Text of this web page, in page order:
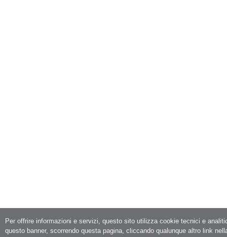
Per offrire informazioni e servizi, questo sito utilizza cookie tecnici e
questo banner, scorrendo questa pagina, cliccando qualunque altro link